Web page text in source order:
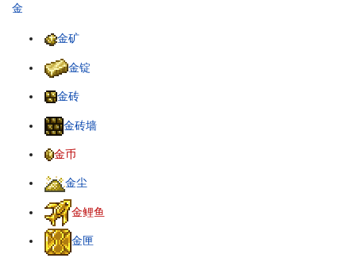
金
金矿
金锭
金砖
金砖墙
金币
金尘
金鲤鱼
金匣